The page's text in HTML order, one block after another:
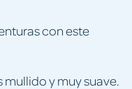
con este
mullido y muy suave.